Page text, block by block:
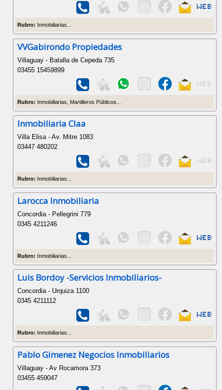
Rubro: Inmobiliarias...
VVGabirondo Propiedades
Villaguay - Batalla de Cepeda 735
03455 15459899
Rubro: Inmobiliarias, Martilleros Públicos...
Inmobiliaria Claa
Villa Elisa - Av. Mitre 1083
03447 480202
Rubro: Inmobiliarias...
Larocca Inmobiliaria
Concordia - Pellegrini 779
0345 4211246
Rubro: Inmobiliarias...
Luis Bordoy -Servicios Inmobiliarios-
Concordia - Urquiza 1100
0345 4211112
Rubro: Inmobiliarias...
Pablo Gimenez Negocios Inmobiliarios
Villaguay - Av Rocamora 373
03455 459047